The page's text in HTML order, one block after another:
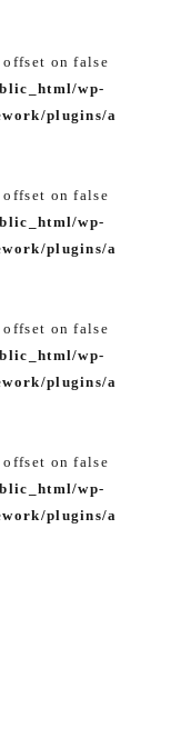
on false
wp-
plugins/a
on false
wp-
plugins/a
on false
wp-
plugins/a
on false
wp-
plugins/a